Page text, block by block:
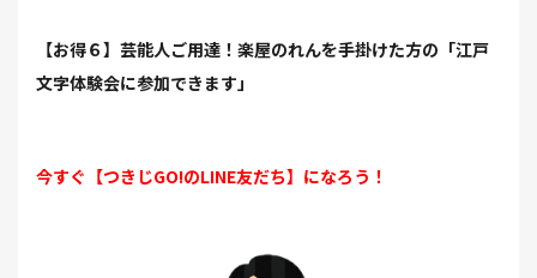
【お得６】芸能人ご用達！楽屋のれんを手掛けた方の「江戸
文字体験会に参加できます」
今すぐ【つきじGO!のLINE友だち】になろう！